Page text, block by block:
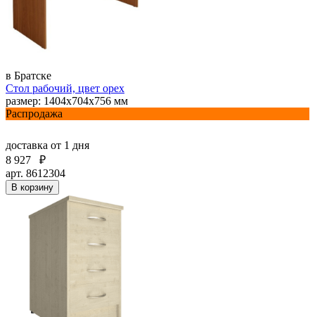
в Братске
Стол рабочий, цвет орех
размер: 1404х704х756 мм
Распродажа
доставка от 1 дня
8 927
₽
арт. 8612304
В корзину